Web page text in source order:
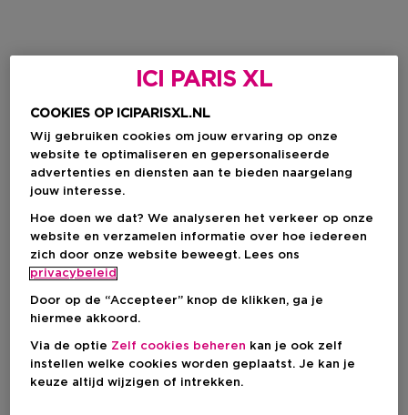
ICI PARIS XL
COOKIES OP ICIPARISXL.NL
Wij gebruiken cookies om jouw ervaring op onze
website te optimaliseren en gepersonaliseerde
advertenties en diensten aan te bieden naargelang
jouw interesse.
Hoe doen we dat? We analyseren het verkeer op onze
website en verzamelen informatie over hoe iedereen
zich door onze website beweegt. Lees ons
privacybeleid
Door op de “Accepteer” knop de klikken, ga je
hiermee akkoord.
Via de optie Zelf cookies beheren kan je ook zelf
instellen welke cookies worden geplaatst. Je kan je
keuze altijd wijzigen of intrekken.